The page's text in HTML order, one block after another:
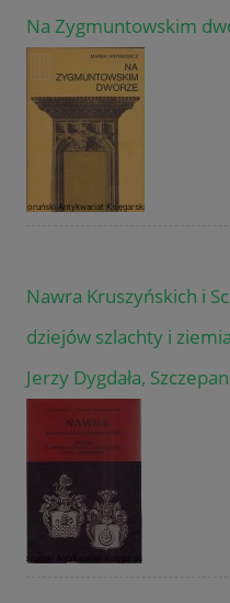
Na Zygmuntowskim
Nawra Kruszyńskich i
dziejów szlachty i
Jerzy Dygdała,